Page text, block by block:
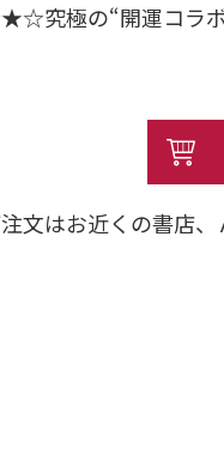
究極の“開運コラ
なたの運気が上がる
巻頭Special Contents】
ッターズ飯田が「五
”を、
文はお近くの書店、